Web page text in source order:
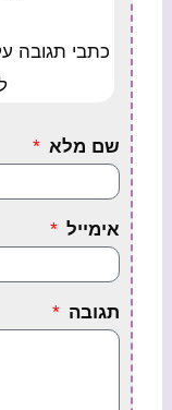
כתבי תגובה
שם מלא
אימייל
תגובה